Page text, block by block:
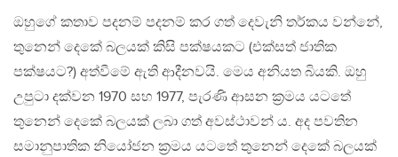
ඔහුගේ කතාව පදනම් පදනම් කර ගත් දෙවැනි තර්කය වන්නේ,
තුනෙන් දෙකේ බලයක් කිසි පක්ෂයකට (එක්සත් ජාතික
පක්ෂයට?) අත්වීමේ ඇති ආදීනවයි. මෙය අනියත බියකි. ඔහු
උපුටා දක්වන 1970 සහ 1977, පැරණි ආසන ක‍්‍රමය යටතේ
තුනෙන් දෙකේ බලයක් ලබා ගත් අවස්ථාවන් ය. අද පවතින
සමානුපාතික නියෝජන ක‍්‍රමය යටතේ තුනෙන් දෙකේ බලයක්